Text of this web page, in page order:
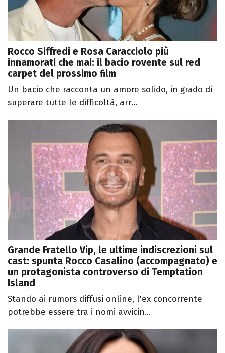
Rocco Siffredi e Rosa Caracciolo più
innamorati che mai: il bacio rovente sul red
carpet del prossimo film
Un bacio che racconta un amore solido, in grado di
superare tutte le difficoltà, arr...
Grande Fratello Vip, le ultime indiscrezioni sul
cast: spunta Rocco Casalino (accompagnato) e
un protagonista controverso di Temptation
Island
Stando ai rumors diffusi online, l'ex concorrente
potrebbe essere tra i nomi avvicin...